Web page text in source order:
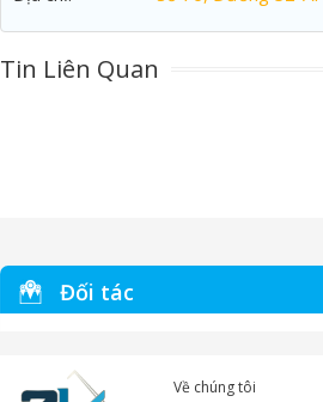
Tin Liên Quan
Đối tác
Về chúng tôi